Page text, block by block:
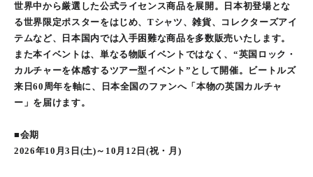
世界中から厳選した公式ライセンス商品を展開。日本初登場とな
る世界限定ポスターをはじめ、Tシャツ、雑貨、コレクターズアイ
テムなど、日本国内では入手困難な商品を多数販売いたします。
また本イベントは、単なる物販イベントではなく、“英国ロック・
カルチャーを体感するツアー型イベント”として開催。ビートルズ
来日60周年を軸に、日本全国のファンへ「本物の英国カルチャ
ー」を届けます。
■会期
2026年10月3日(土)～10月12日(祝・月)